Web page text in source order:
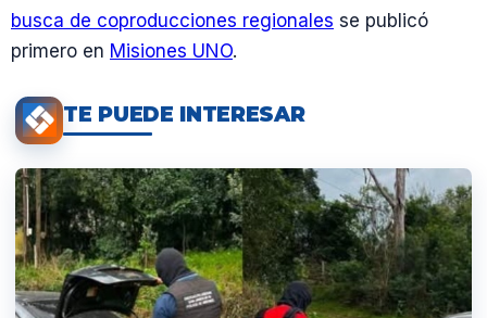
busca de coproducciones regionales se publicó
primero en Misiones UNO.
TE PUEDE INTERESAR